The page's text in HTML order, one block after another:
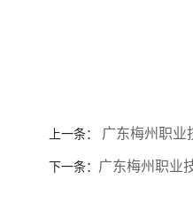
上一条： 广东梅州职业
下一条： 广东梅州职业